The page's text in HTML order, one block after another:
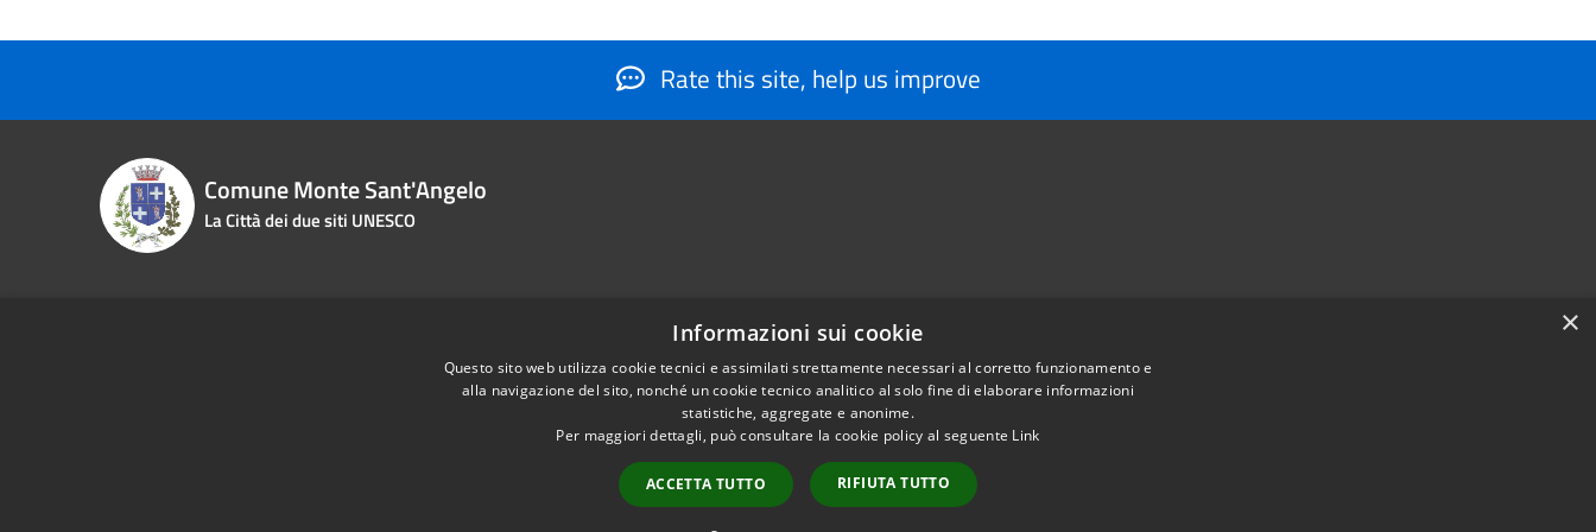
Rate this site, help us improve
Comune Monte Sant'Angelo
La Città dei due siti UNESCO
Phone:0884566206
info@montesantangelo.it
protocollo@montesantangelo.it
×
Informazioni sui cookie
Questo sito web utilizza cookie tecnici e assimilati strettamente necessari al corretto funzionamento e
alla navigazione del sito, nonché un cookie tecnico analitico al solo fine di elaborare informazioni
statistiche, aggregate e anonime.
Per maggiori dettagli, può consultare la cookie policy al seguente Link
ACCETTA TUTTO RIFIUTA TUTTO